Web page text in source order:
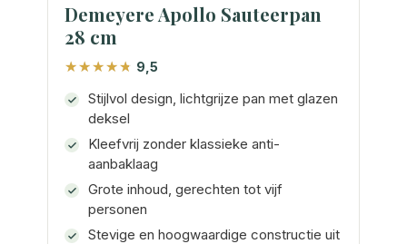
Demeyere Apollo Sauteerpan
28 cm
9,5
Stijlvol design, lichtgrijze pan met glazen
deksel
Kleefvrij zonder klassieke anti-
aanbaklaag
Grote inhoud, gerechten tot vijf
personen
Stevige en hoogwaardige constructie uit